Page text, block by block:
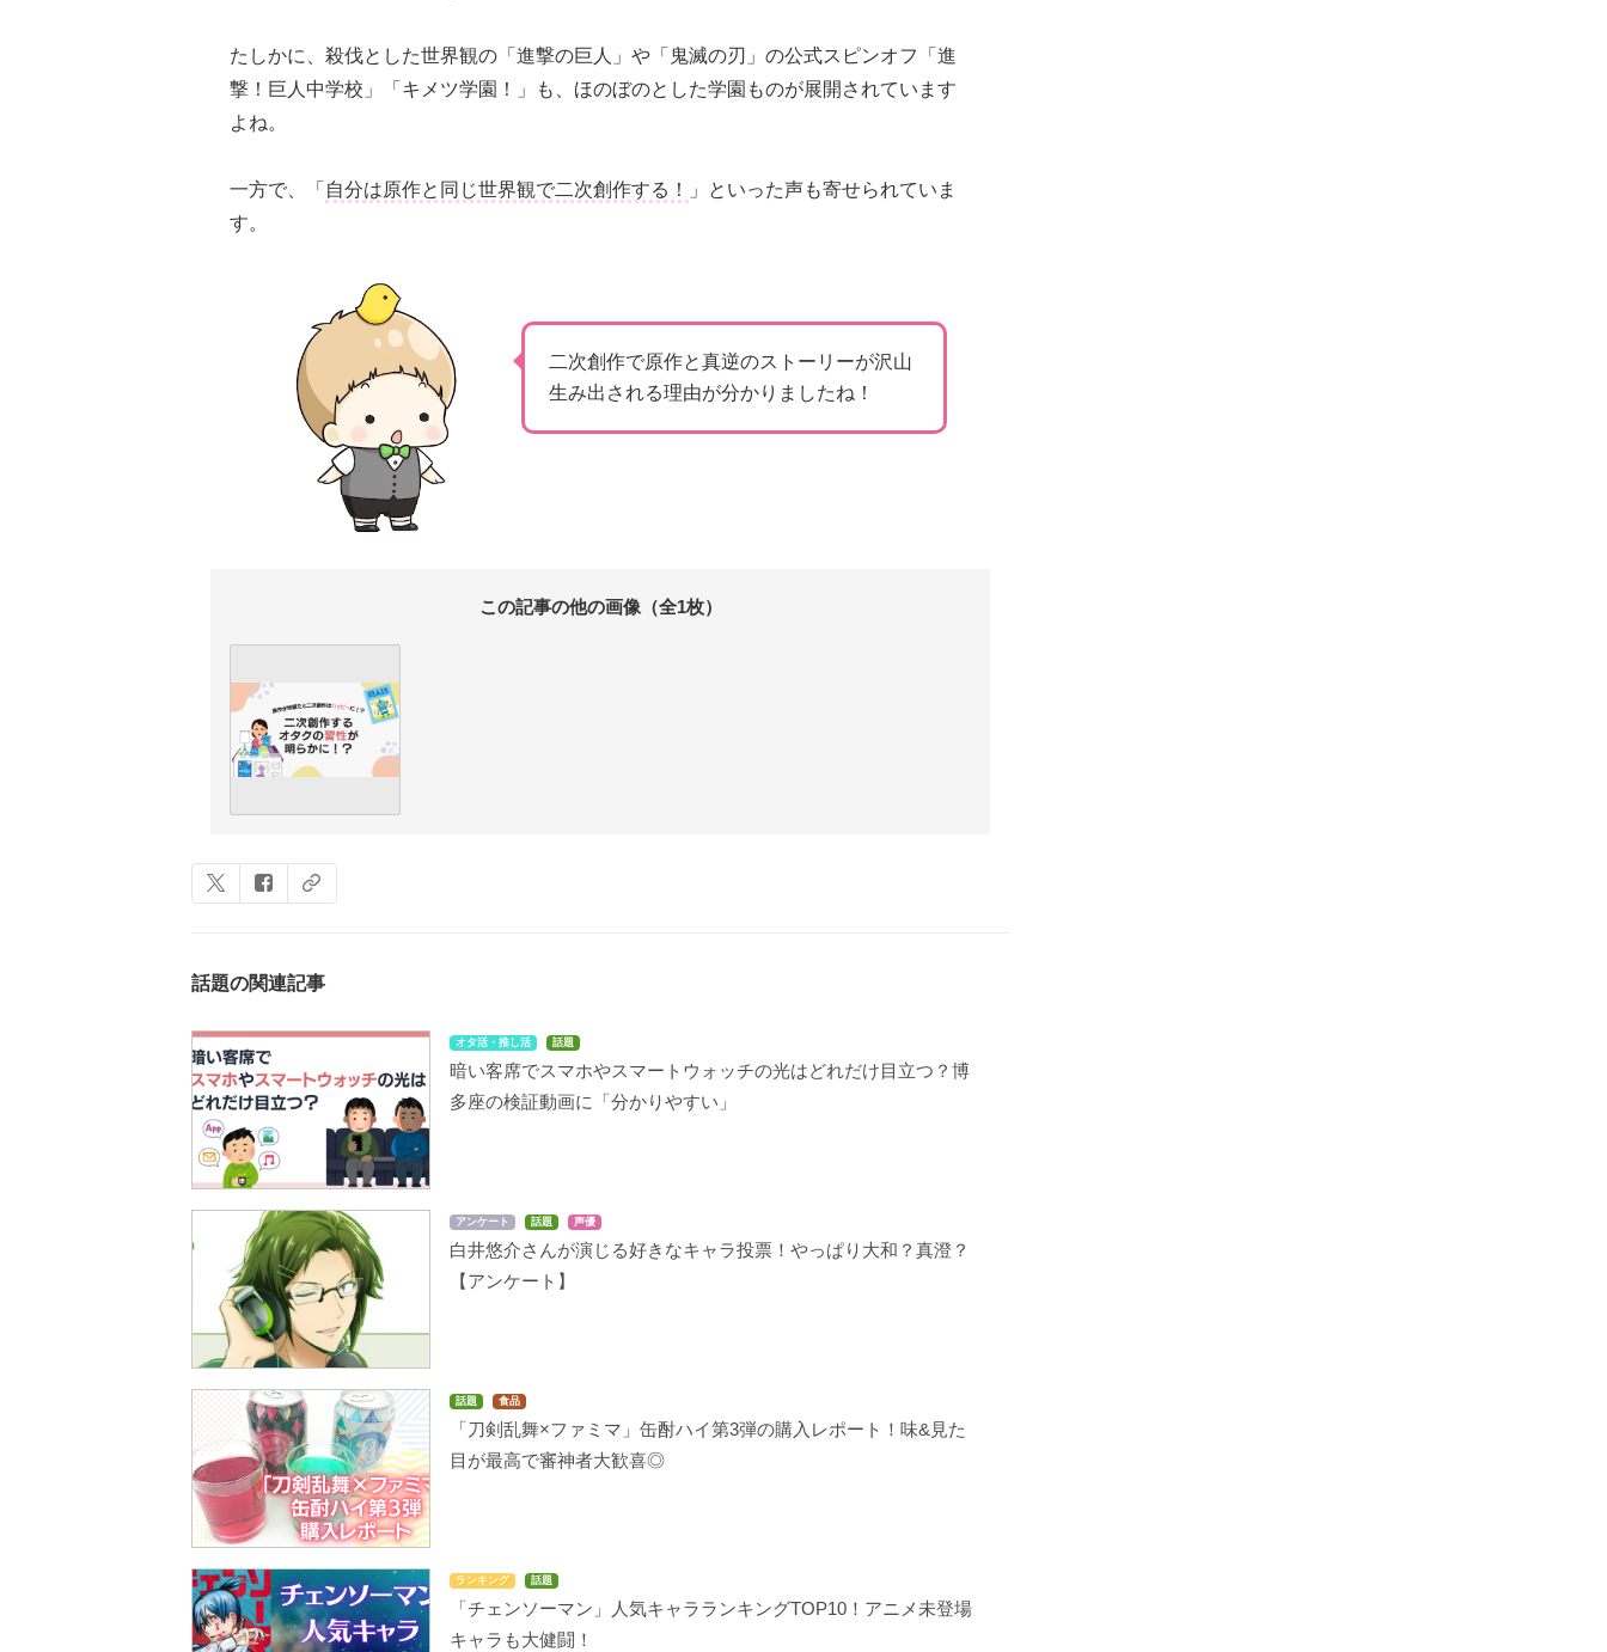
たしかに、殺伐とした世界観の「進撃の巨人」や「鬼滅の刃」の公式スピンオフ「進
撃！巨人中学校」「キメツ学園！」も、ほのぼのとした学園ものが展開されています
よね。
一方で、「 自分は原作と同じ世界観で二次創作する！
」といった声も寄せられていま
す。
二次創作で原作と真逆のストーリーが沢山
生み出される理由が分かりましたね！
この記事の他の画像（全1枚）
話題の関連記事
オタ活・推し活 話題
暗い客席でスマホやスマートウォッチの光はどれだけ目立つ？博
多座の検証動画に「分かりやすい」
アンケート 話題 声優
白井悠介さんが演じる好きなキャラ投票！やっぱり大和？真澄？
【アンケート】
話題 食品
「刀剣乱舞×ファミマ」缶酎ハイ第3弾の購入レポート！味&見た
目が最高で審神者大歓喜◎
ランキング 話題
「チェンソーマン」人気キャラランキングTOP10！アニメ未登場
キャラも大健闘！